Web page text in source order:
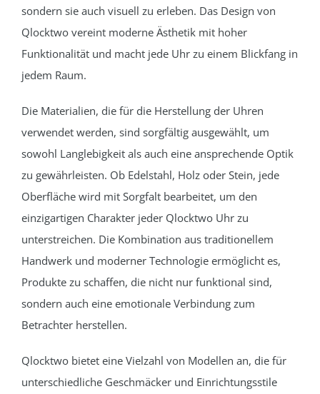
sondern sie auch visuell zu erleben. Das Design von
Qlocktwo vereint moderne Ästhetik mit hoher
Funktionalität und macht jede Uhr zu einem Blickfang in
jedem Raum.
Die Materialien, die für die Herstellung der Uhren
verwendet werden, sind sorgfältig ausgewählt, um
sowohl Langlebigkeit als auch eine ansprechende Optik
zu gewährleisten. Ob Edelstahl, Holz oder Stein, jede
Oberfläche wird mit Sorgfalt bearbeitet, um den
einzigartigen Charakter jeder Qlocktwo Uhr zu
unterstreichen. Die Kombination aus traditionellem
Handwerk und moderner Technologie ermöglicht es,
Produkte zu schaffen, die nicht nur funktional sind,
sondern auch eine emotionale Verbindung zum
Betrachter herstellen.
Qlocktwo bietet eine Vielzahl von Modellen an, die für
unterschiedliche Geschmäcker und Einrichtungsstile